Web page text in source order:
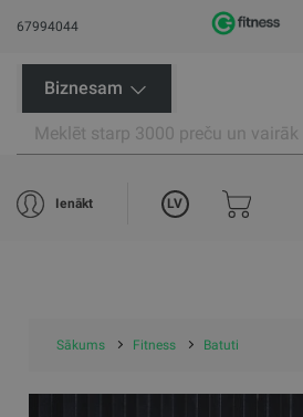
67994044
Biznesam
Ienākt LV
Sākums Fitness Batuti